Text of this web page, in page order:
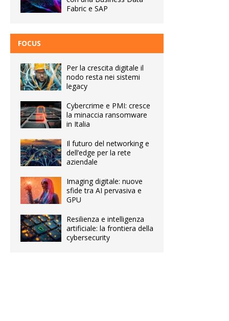
Fabric e SAP
FOCUS
Per la crescita digitale il
nodo resta nei sistemi
legacy
Cybercrime e PMI: cresce
la minaccia ransomware
in Italia
Il futuro del networking e
dell’edge per la rete
aziendale
Imaging digitale: nuove
sfide tra AI pervasiva e
GPU
Resilienza e intelligenza
artificiale: la frontiera della
cybersecurity